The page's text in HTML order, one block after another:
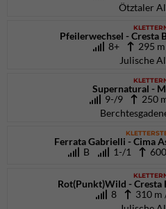
Ötztaler
Pfeilerwechsel - Cresta
8+
295
Julische
Supernatural -
9-/9
250
Ferrata Gabrielli - Cima
B
1-/1
Rot(Punkt)Wild - Cresta
8
310 m